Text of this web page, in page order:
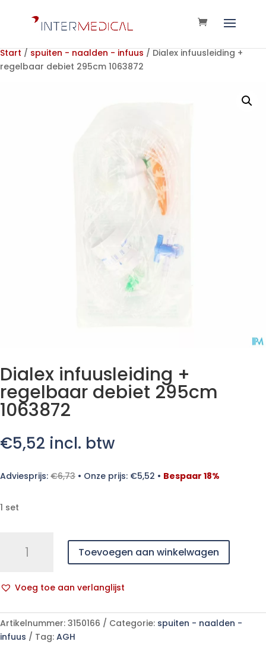
Start / spuiten - naalden - infuus / Dialex infuusleiding +
regelbaar debiet 295cm 1063872
Dialex infuusleiding +
regelbaar debiet 295cm
1063872
€5,52 incl. btw
Adviesprijs: €6,73 • Onze prijs: €5,52 • Bespaar 18%
1 set
infuusleiding
debiet
1063872
aantal
Toevoegen aan winkelwagen
Voeg toe aan verlanglijst
l
t
e
Artikelnummer: 3150166 Categorie: spuiten - naalden -
infuus
Tag: AGH